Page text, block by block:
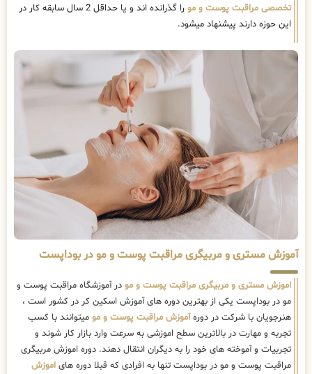
تخصصی مراقبت پوست و مو
را گذرانده اند و یا حداقل 2 سال سابقه کار در
این حوزه دارند پیشنهاد میشود.
آموزش مستری و مربیگری مراقبت پوست و مو در بوداپست
اموزش مستری و مربیگری مراقبت پوست و مو در آموزشگاه مراقبت پوست و
مو در بوداپست یکی از بهترین دوره های آموزش اسکین کر در کشور است ،
هنرجویان با شرکت در دورهآموزش مراقبت پوست و مو میتوانند با کسب
تجربه و مهارت در بالاترین سطح اموزشی به سرعت وارد بازار کار شوند و
تجربیات و آموخته های خود را به دیگران انتقال دهند. دوره اموزش مربیگری
مراقبت پوست و مو در بوداپست تنها به افرادی که قبلا دوره های اموزش